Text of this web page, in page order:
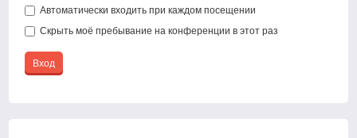
Автоматически входить при каждом посещении
Скрыть моё пребывание на конференции в этот раз